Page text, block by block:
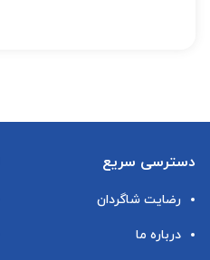
دسترسی سریع
رضایت شاگردان
درباره ما